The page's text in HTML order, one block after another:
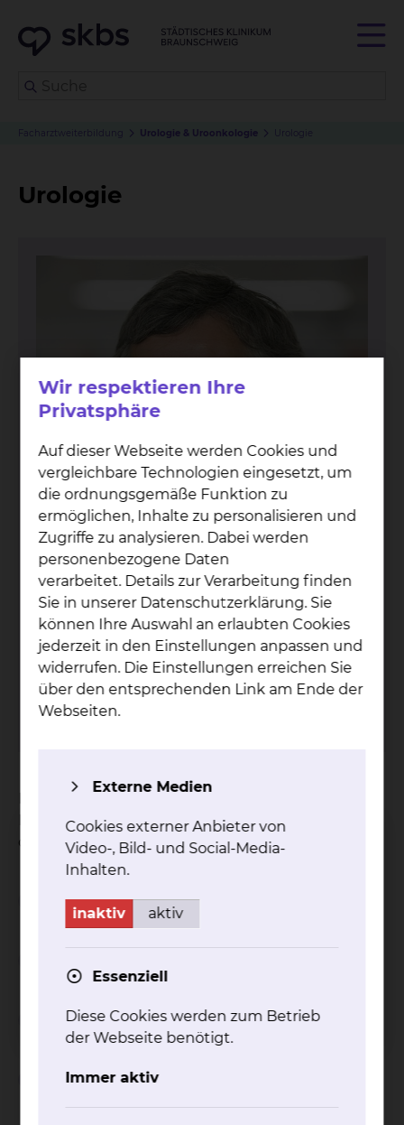
Facharztweiterbildung Urologie & Uroonkologie Urologie
Urologie
Prof. Dr. Pe­ter Ham­me­rer
Fichtengrund 1, 38126 Braunschweig
+49 531 595 2353
Fax: +49 531 595 2657
Facharztweiterbildung auf dem Gebiet Urologie
durchzuführen
Weiterbildungsziel
Weiterbildungsinhalt
Definierte Untersuchungs- und
Behandlungsverfahren
Wir respektieren Ihre
Privatsphäre
Auf dieser Webseite werden Cookies und
vergleichbare Technologien eingesetzt, um
die ordnungsgemäße Funktion zu
ermöglichen, Inhalte zu personalisieren und
Zugriffe zu analysieren. Dabei werden
personenbezogene Daten
verarbeitet. Details zur Verarbeitung finden
Sie in unserer Datenschutzerklärung. Sie
können Ihre Auswahl an erlaubten Cookies
jederzeit in den Einstellungen anpassen und
widerrufen. Die Einstellungen erreichen Sie
über den entsprechenden Link am Ende der
Webseiten.
Externe Medien
Cookies externer Anbieter von
Video-, Bild- und Social-Media-
Inhalten.
inaktiv aktiv
Essenziell
Diese Cookies werden zum Betrieb
der Webseite benötigt.
Immer aktiv